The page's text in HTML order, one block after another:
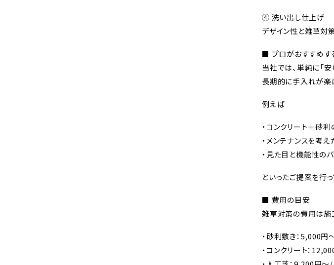
④ 洗い出し仕上げ
デザイン性と雑草対
■ プロがおすすめす
当社では、単純に「
長期的に手入れが楽
例えば
・コンクリート＋砂
・メンテナンスを考
・見た目と機能性の
といったご提案を行っ
■ 費用の目安
雑草対策の費用は施
・砂利敷き：5,000円
・コンクリート：